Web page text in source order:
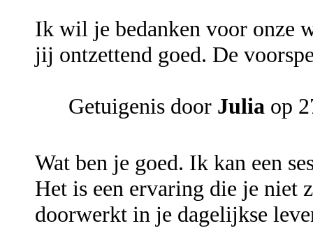
Ik wil je bedanken voor onze
jij ontzettend goed. De
Getuigenis door Julia op
Wat ben je goed. Ik kan een
Het is een ervaring die je niet
doorwerkt in je dagelijkse